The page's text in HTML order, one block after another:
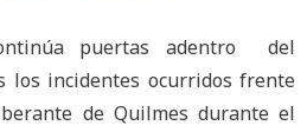
puertas adentro del
los incidentes ocurridos frente
de Quilmes durante el